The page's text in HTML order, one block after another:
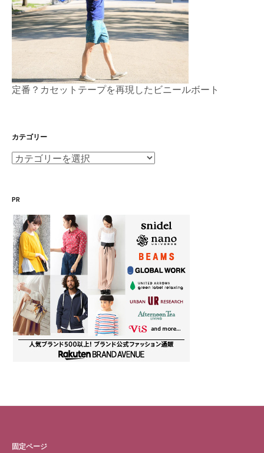
定番？カセットテープを再現したビニールボート
カテゴリー
カ
リ
ー
PR
固定ページ